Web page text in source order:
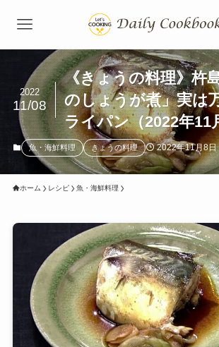
《きょうの料理》杵
のしょうが煮」実は
ライパン（2022年11
2022
11/08
魚・海鮮料理 きょうの料理 2022年11月8日
ホーム レシピ 魚・海鮮料理